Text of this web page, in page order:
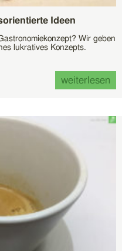
Ideen
Wir geben
lukratives Konzepts.
weiterlesen